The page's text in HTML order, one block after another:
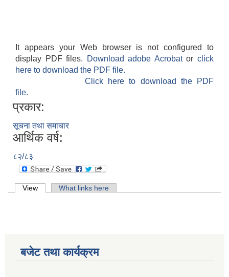
It appears your Web browser is not configured to
display PDF files.
Download adobe Acrobatorclick
here to download the PDF file.
Click here to download the PDF
file.
प्रकार:
सूचना तथा समाचार
आर्थिक वर्ष:
८२/८३
Primary tabs
View (active tab)What links here
बजेट तथा कार्यक्रम